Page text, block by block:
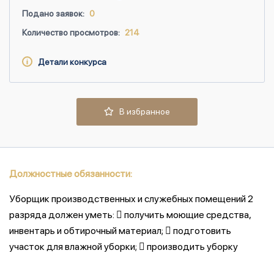
Подано заявок: 0
Количество просмотров: 214
Детали конкурса
В избранное
Должностные обязанности:
Уборщик производственных и служебных помещений 2
разряда должен уметь:  получить моющие средства,
инвентарь и обтирочный материал;  подготовить
участок для влажной уборки;  производить уборку